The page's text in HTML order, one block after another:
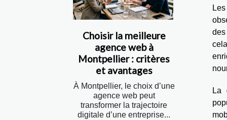
Choisir la meilleure
agence web à
Montpellier : critères
et avantages
À Montpellier, le choix d’une
agence web peut
transformer la trajectoire
digitale d’une entreprise...
des
La